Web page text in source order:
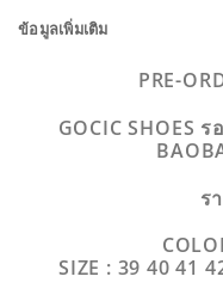
ข้อมูลเพิ่มเติม
PRE-
GOCIC SHOES
ร
SIZE : 39 40 41